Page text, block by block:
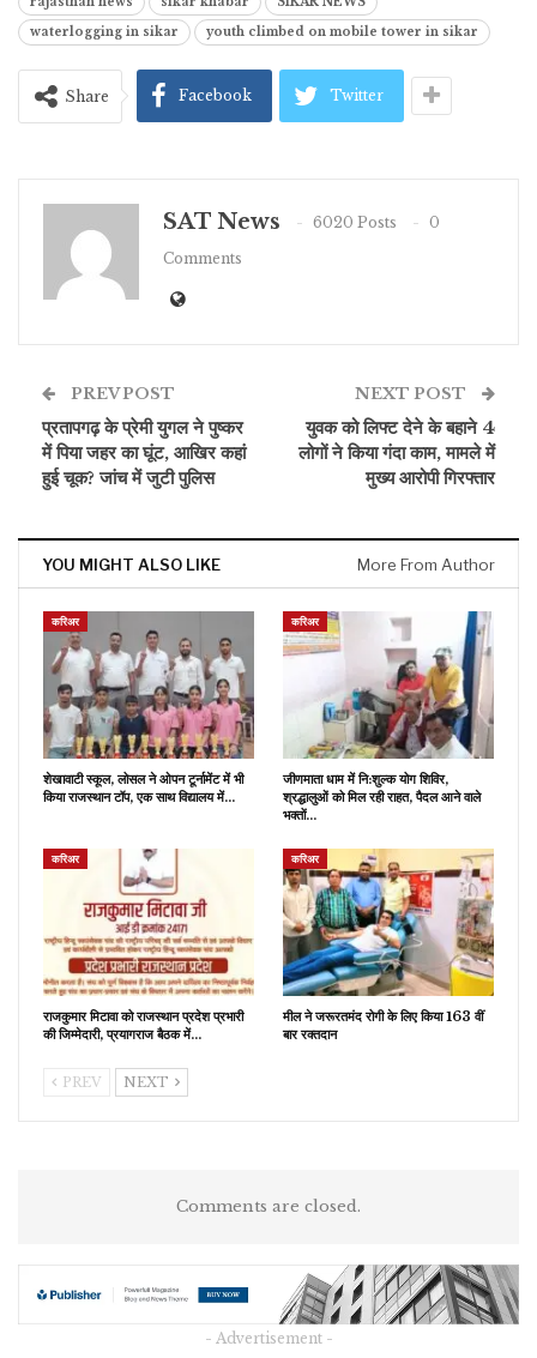
waterlogging in sikar
youth climbed on mobile tower in sikar
Share Facebook Twitter
SAT News 6020 Posts
0
Comments
PREV POST
प्रतापगढ़ के प्रेमी युगल ने पुष्कर
में पिया जहर का घूंट, आखिर कहां
हुई चूक? जांच में जुटी पुलिस
NEXT POST
युवक को लिफ्ट देने के बहाने 4
लोगों ने किया गंदा काम, मामले में
मुख्य आरोपी गिरफ्तार
YOU MIGHT ALSO LIKE More From Author
करिअर
शेखावाटी स्कूल, लोसल ने ओपन टूर्नामेंट में भी
किया राजस्थान टॉप, एक साथ विद्यालय में…
करिअर
जीणमाता धाम में नि:शुल्क योग शिविर,
श्रद्धालुओं को मिल रही राहत, पैदल आने वाले
भक्तों…
करिअर
राजकुमार मिटावा को राजस्थान प्रदेश प्रभारी
की जिम्मेदारी, प्रयागराज बैठक में…
करिअर
मील ने जरूरतमंद रोगी के लिए किया 163 वीं
बार रक्तदान
PREV NEXT
Comments are closed.
- Advertisement -